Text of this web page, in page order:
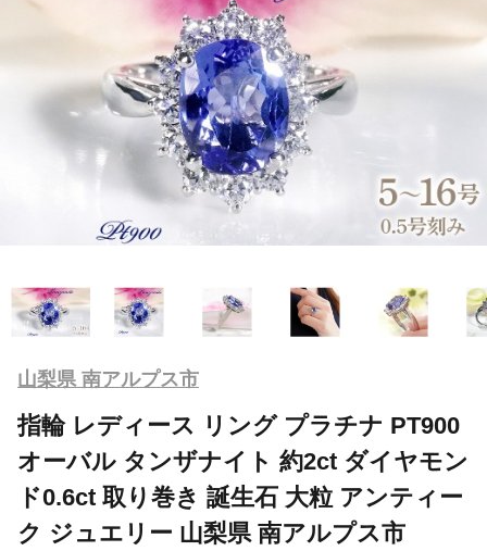
山梨県 南アルプス市
指輪 レディース リング プラチナ PT900
オーバル タンザナイト 約2ct ダイヤモン
ド0.6ct 取り巻き 誕生石 大粒 アンティー
ク ジュエリー 山梨県 南アルプス市